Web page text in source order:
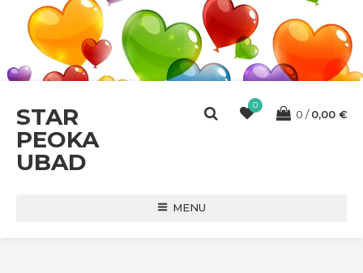
STAR
PEOKA
UBAD
0
0 0,00 €
MENU